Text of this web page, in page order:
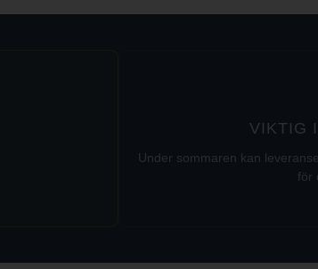
VIKTIG
Under sommaren kan
för